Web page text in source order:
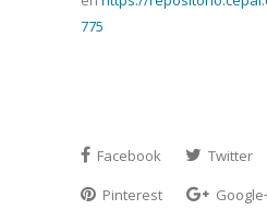
775
Facebook Twitter
Pinterest